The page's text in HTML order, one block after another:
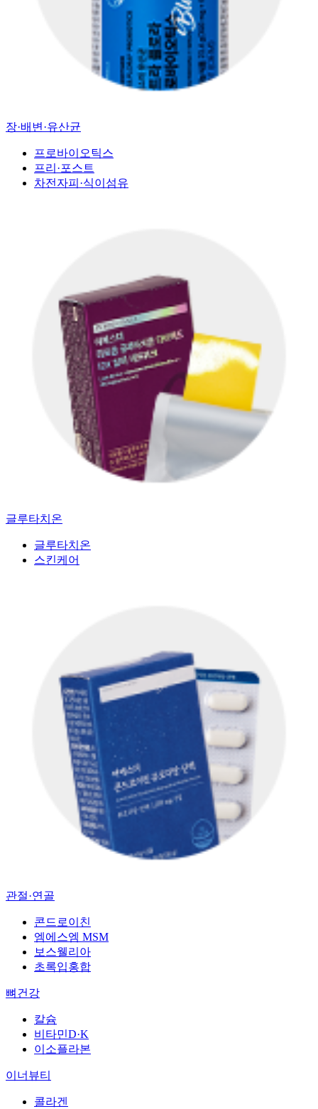
장·배변·유산균
프로바이오틱스
프리·포스트
차전자피·식이섬유
글루타치온
글루타치온
스킨케어
관절·연골
콘드로이친
엠에스엠 MSM
보스웰리아
초록입홍합
뼈건강
칼슘
비타민D·K
이소플라본
이너뷰티
콜라겐